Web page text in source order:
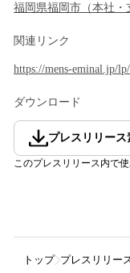
福岡県福岡市 （本社・
関連リンク
https://mens-eminal.jp/
ダウンロード
プレスリリース
このプレスリリース内で
トップ プレスリリー